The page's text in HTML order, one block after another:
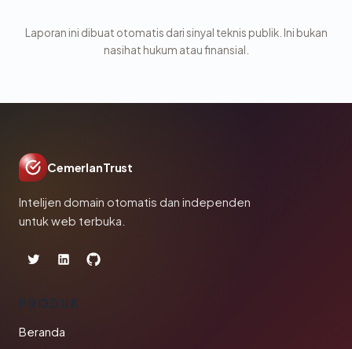
Laporan ini dibuat otomatis dari sinyal teknis publik. Ini bukan
nasihat hukum atau finansial.
CemerlanTrust
Intelijen domain otomatis dan independen
untuk web terbuka.
PRODUK
Beranda